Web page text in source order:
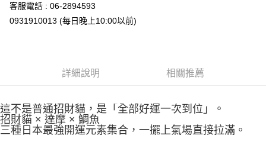
客服電話 : 06-2894593
0931910013 (每日晚上10:00以前)
詳細說明 相關推薦
這不是普通招財貓，是「全部好運一次到位」。
招財貓 × 達摩 × 鯛魚
三種日本最強開運元素集合，一擺上氣場直接拉滿。